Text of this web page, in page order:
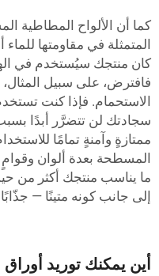
كما أن الألواح المطاطية
المتمثلة في مقاومتها للماء
كان منتجك سيُستخدم في
فافترض، على سبيل
الاستحمام. فإذا كنت
سجادتك لن تتضرَّر أبدًا
ممتازةٍ وآمنةٍ تمامًا
المسطحة بعدة ألوان وقوامٍ
ما يناسب منتجك أكثر من
إلى جانب كونه متينًا —
أين يمكنك توريد